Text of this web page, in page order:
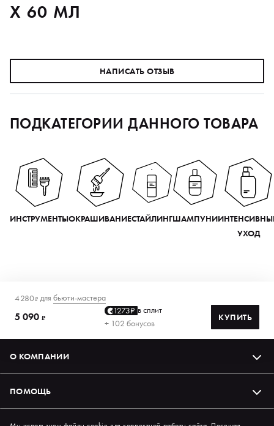
X 60 МЛ
НАПИСАТЬ ОТЗЫВ
ПОДКАТЕГОРИИ ДАННОГО ТОВАРА
ИНСТРУМЕНТЫОКРАШИВАНИЕСТАЙЛИНГШАМПУНИ
УХОД
4 280₽ для бьюти-мастера
5 090 ₽
1273₽ в сплит
+ 102 бонусов
КУПИТЬ
О КОМПАНИИ
ПОМОЩЬ